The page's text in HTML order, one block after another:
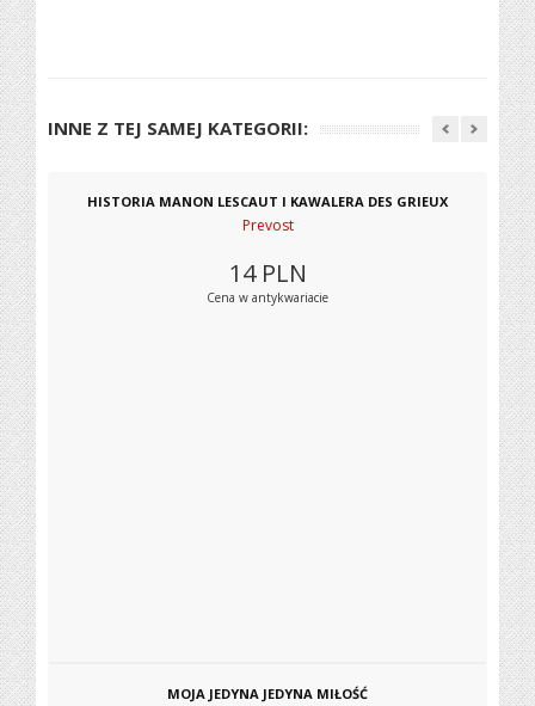
INNE Z TEJ SAMEJ KATEGORII:
HISTORIA MANON LESCAUT I KAWALERA DES GRIEUX
Prevost
14 PLN
Cena w antykwariacie
MOJA JEDYNA JEDYNA MIŁOŚĆ